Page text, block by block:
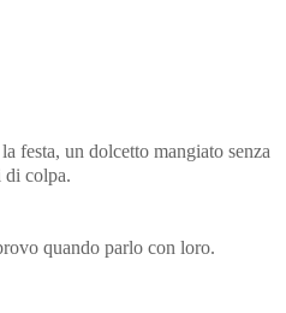
festa, un dolcetto mangiato senza
di colpa.
quando parlo con loro.